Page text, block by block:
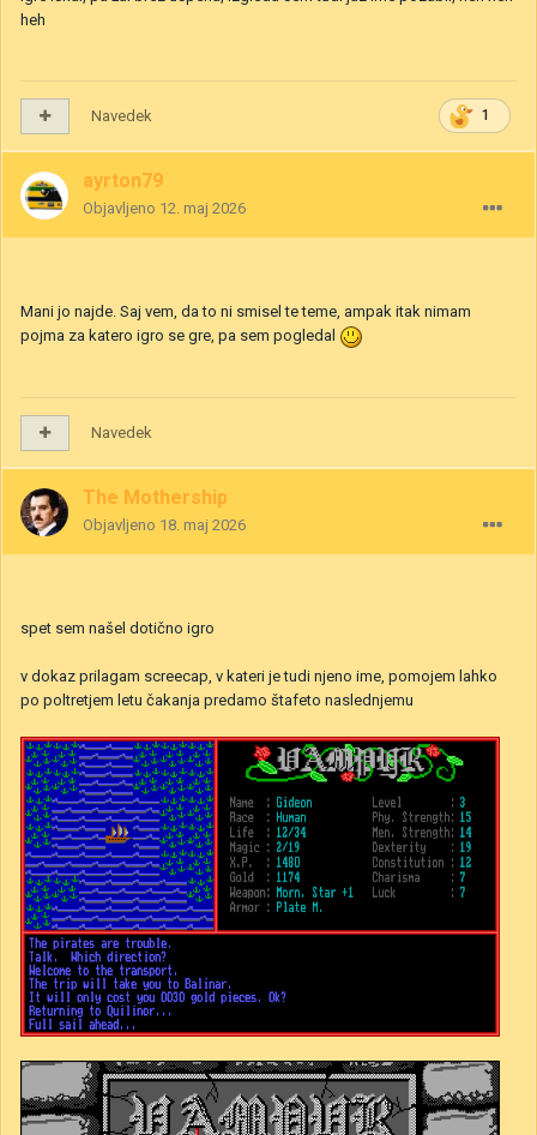
heh
1
Navedek
ayrton79
Objavljeno 12. maj 2026
Mani jo najde. Saj vem, da to ni smisel te teme, ampak itak nimam
pojma za katero igro se gre, pa sem pogledal
Navedek
The Mothership
Objavljeno 18. maj 2026
spet sem našel dotično igro
v dokaz prilagam screecap, v kateri je tudi njeno ime, pomojem lahko
po poltretjem letu čakanja predamo štafeto naslednjemu